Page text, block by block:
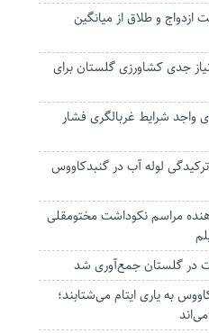
ازدواج و طلاق از میانگین
جدی کشاورزی گلستان برای
و ۱۸۹ گنبدی واجد شرایط غربالگری فشار
لوله آب در گنبدکاووس
مراسم نکوداشت مختومقلی
به یاری ایتام می‌شتابند؛